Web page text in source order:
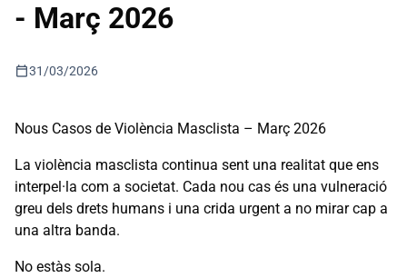
- Març 2026
calendar_today31/03/2026
Nous Casos de Violència Masclista – Març 2026
La violència masclista continua sent una realitat que ens
interpel·la com a societat. Cada nou cas és una vulneració
greu dels drets humans i una crida urgent a no mirar cap a
una altra banda.
No estàs sola.